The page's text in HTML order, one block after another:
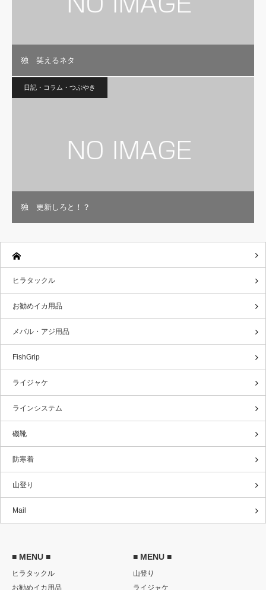
独 笑えるネタ
日記・コラム・つぶやき
独 更新しろと！？
ヒラタックル
お勧めイカ用品
メバル・アジ用品
FishGrip
ライジャケ
ラインシステム
磯靴
防寒着
山登り
Mail
■ MENU ■
ヒラタックル
お勧めイカ用品
■ MENU ■
山登り
ライジャケ